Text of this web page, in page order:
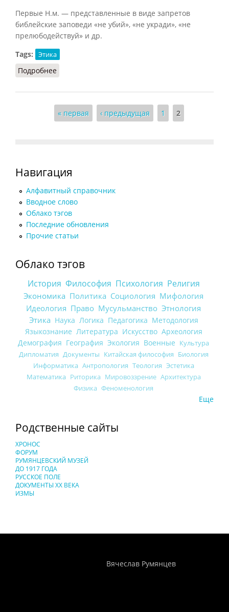
Первые Н.м. — представленные в виде запретов
библейские заповеди «не убий», «не укради», «не
прелюбодействуй» и др.
Tags:
Этика
Подробнее
Страницы« первая ‹ предыдущая 1 2
Навигация
Алфавитный справочник
Вводное слово
Облако тэгов
Последние обновления
Прочие статьи
Облако тэгов
История Философия Психология Религия
Экономика Политика Социология Мифология
Идеология Право Мусульманство Этнология
Этика Наука Логика Педагогика Методология
Языкознание Литература Искусство Археология
Демография География Экология Военные Культура
Дипломатия Документы Китайская философия Биология
Информатика Антропология Теология Эстетика
Математика Риторика Мировоззрение Архитектура
Физика Феноменология
Еще
Родственные сайты
ХРОНОС
ФОРУМ
РУМЯНЦЕВСКИЙ МУЗЕЙ
ДО 1917 ГОДА
РУССКОЕ ПОЛЕ
ДОКУМЕНТЫ XX ВЕКА
ИЗМЫ
Вячеслав Румянцев